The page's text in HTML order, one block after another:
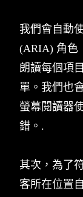
我們會自動
(ARIA) 角色
朗讀每個項
單。我們也
螢幕閱讀器
錯。.
其次，為了
客所在位置